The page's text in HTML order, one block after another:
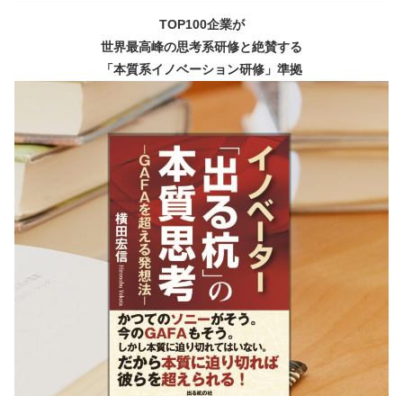
TOP100企業が
世界最高峰の思考系研修と絶賛する
「本質系イノベーション研修」準拠